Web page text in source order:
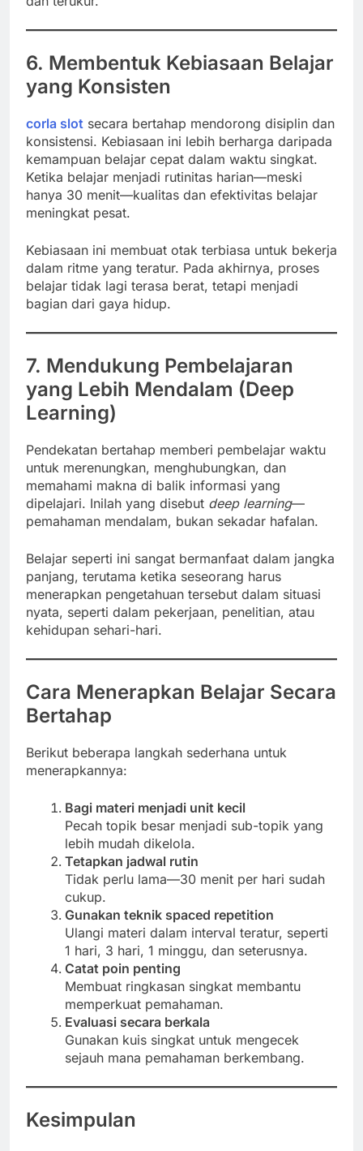
6. Membentuk Kebiasaan Belajar
yang Konsisten
corla slot secara bertahap mendorong disiplin dan
konsistensi. Kebiasaan ini lebih berharga daripada
kemampuan belajar cepat dalam waktu singkat.
Ketika belajar menjadi rutinitas harian—meski
hanya 30 menit—kualitas dan efektivitas belajar
meningkat pesat.
Kebiasaan ini membuat otak terbiasa untuk bekerja
dalam ritme yang teratur. Pada akhirnya, proses
belajar tidak lagi terasa berat, tetapi menjadi
bagian dari gaya hidup.
7. Mendukung Pembelajaran
yang Lebih Mendalam (Deep
Learning)
Pendekatan bertahap memberi pembelajar waktu
untuk merenungkan, menghubungkan, dan
memahami makna di balik informasi yang
dipelajari. Inilah yang disebut deep learning—
pemahaman mendalam, bukan sekadar hafalan.
Belajar seperti ini sangat bermanfaat dalam jangka
panjang, terutama ketika seseorang harus
menerapkan pengetahuan tersebut dalam situasi
nyata, seperti dalam pekerjaan, penelitian, atau
kehidupan sehari-hari.
Cara Menerapkan Belajar Secara
Bertahap
Berikut beberapa langkah sederhana untuk
menerapkannya:
Bagi materi menjadi unit kecil
Pecah topik besar menjadi sub-topik yang
lebih mudah dikelola.
Tetapkan jadwal rutin
Tidak perlu lama—30 menit per hari sudah
cukup.
Gunakan teknik spaced repetition
Ulangi materi dalam interval teratur, seperti
1 hari, 3 hari, 1 minggu, dan seterusnya.
Catat poin penting
Membuat ringkasan singkat membantu
memperkuat pemahaman.
Evaluasi secara berkala
Gunakan kuis singkat untuk mengecek
sejauh mana pemahaman berkembang.
Kesimpulan